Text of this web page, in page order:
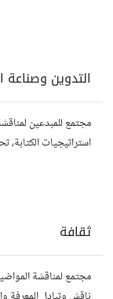
التدوين وصناعة
مجتمع للمبدعين
استراتيجيات
ثقافة
مجتمع لمناقشة